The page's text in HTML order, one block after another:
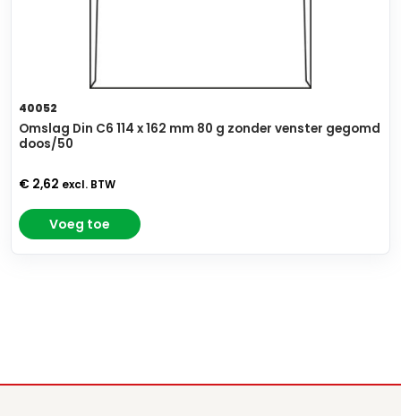
40052
Omslag Din C6 114 x 162 mm 80 g zonder venster gegomd
doos/50
€ 2,62 excl. BTW
Voeg toe